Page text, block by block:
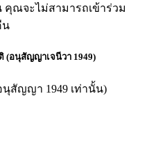
ณจะไม่สามารถเข้าร่วม
น
(อนุสัญญาเจนีวา 1949)
สัญญา 1949 เท่านั้น)